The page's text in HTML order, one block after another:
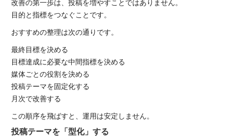
改善の第一歩は、投稿を増やすことではありません。
目的と指標をつなぐことです。
おすすめの整理は次の通りです。
最終目標を決める
目標達成に必要な中間指標を決める
媒体ごとの役割を決める
投稿テーマを固定化する
月次で改善する
この順序を飛ばすと、運用は安定しません。
投稿テーマを「型化」する